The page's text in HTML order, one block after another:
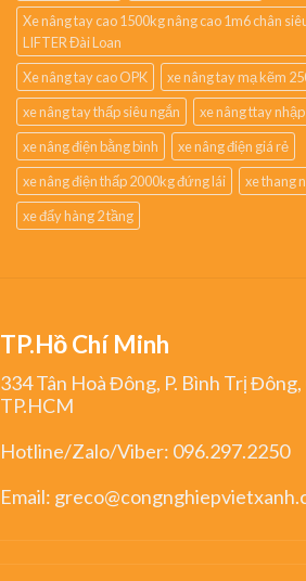
Xe nâng tay cao 1500kg nâng cao 1m6 chân
LIFTER Đài Loan
Xe nâng tay cao OPK
xe nâng tay mạ kẽm
xe nâng tay thấp siêu ngắn
xe nâng ttay
xe nâng điện bằng bình
xe nâng điện giá rẻ
xe nâng điện thấp 2000kg đứng lái
xe thang
xe đẩy hàng 2 tầng
TP.Hồ Chí Minh
334 Tân Hoà Đông, P. Bình Trị Đông,
TP.HCM
Hotline/Zalo/Viber: 096.297.2250
Email: